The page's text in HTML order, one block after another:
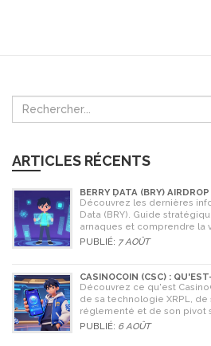
ARTICLES RÉCENTS
BERRY DATA (BRY)
STRATÉGIES POUR NE RIEN
Découvrez les dernières
Data (BRY). Guide
arnaques et comprendre la
2026.
PUBLIÉ: 7 AOÛT
CASINOCOIN (CSC) :
COMPLET, TOKENOMICS
Découvrez ce qu'est
de sa technologie XRPL,
réglementé et de son pivot
PUBLIÉ: 6 AOÛT